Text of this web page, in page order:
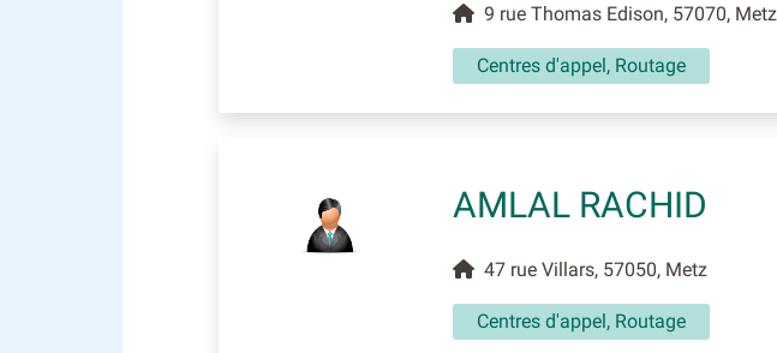
9 rue Thomas Edison, 57070, Metz
Centres d'appel, Routage
AMLAL RACHID
47 rue Villars, 57050, Metz
Centres d'appel, Routage